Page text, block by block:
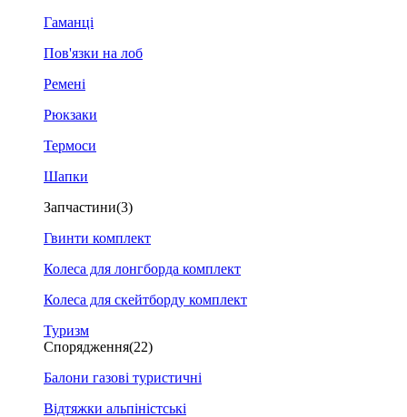
Гаманці
Пов'язки на лоб
Ремені
Рюкзаки
Термоси
Шапки
Запчастини(3)
Гвинти комплект
Колеса для лонгборда комплект
Колеса для скейтборду комплект
Туризм
Спорядження(22)
Балони газові туристичні
Відтяжки альпіністські